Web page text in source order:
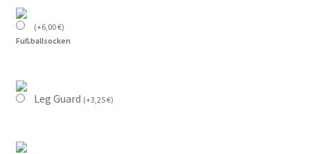
(+6,00€)
Fußballsocken
Leg Guard (+3,25€)